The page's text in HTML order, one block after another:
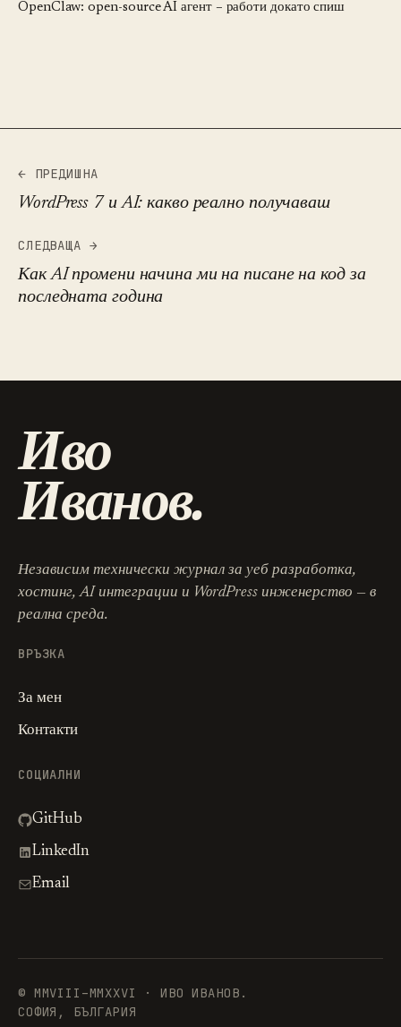
OpenClaw: open-source AI агент – работи докато спиш
← ПРЕДИШНА
WordPress 7 и AI: какво реално получаваш
СЛЕДВАЩА →
Как AI промени начина ми на писане на код за
последната година
Иво
Иванов.
Независим технически журнал за уеб разработка,
хостинг, AI интеграции и WordPress инженерство — в
реална среда.
ВРЪЗКА
За мен
Контакти
СОЦИАЛНИ
GitHub
LinkedIn
Email
© MMVIII–MMXXVI · ИВО ИВАНОВ.
СОФИЯ, БЪЛГАРИЯ